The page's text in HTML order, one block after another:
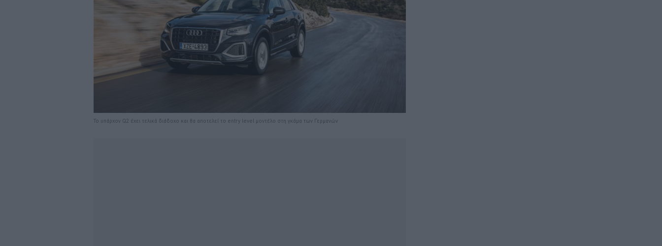
Το υπάρχον Q2 έχει τελικά διάδοχο και θα αποτελεί το entry level μοντέλο στη γκάμα των Γερμανών